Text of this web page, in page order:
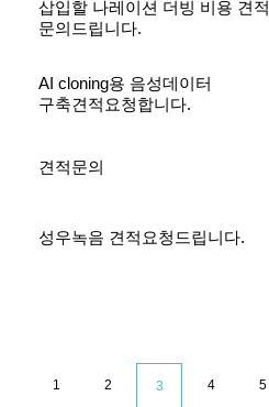
삽입할 나레이션 더빙 비용 견적
문의드립니다.
AI cloning용 음성데이터
구축견적요청합니다.
견적문의
성우녹음 견적요청드립니다.
1 2 3 4 5